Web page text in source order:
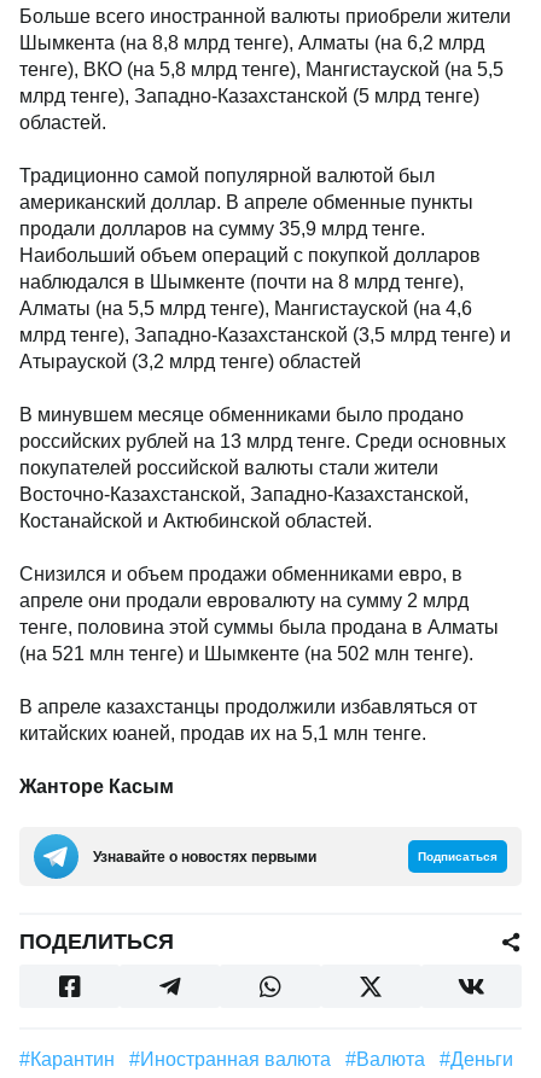
Больше всего иностранной валюты приобрели жители
Шымкента (на 8,8 млрд тенге), Алматы (на 6,2 млрд
тенге), ВКО (на 5,8 млрд тенге), Мангистауской (на 5,5
млрд тенге), Западно-Казахстанской (5 млрд тенге)
областей.
Традиционно самой популярной валютой был
американский доллар. В апреле обменные пункты
продали долларов на сумму 35,9 млрд тенге.
Наибольший объем операций с покупкой долларов
наблюдался в Шымкенте (почти на 8 млрд тенге),
Алматы (на 5,5 млрд тенге), Мангистауской (на 4,6
млрд тенге), Западно-Казахстанской (3,5 млрд тенге) и
Атырауской (3,2 млрд тенге) областей
В минувшем месяце обменниками было продано
российских рублей на 13 млрд тенге. Среди основных
покупателей российской валюты стали жители
Восточно-Казахстанской, Западно-Казахстанской,
Костанайской и Актюбинской областей.
Снизился и объем продажи обменниками евро, в
апреле они продали евровалюту на сумму 2 млрд
тенге, половина этой суммы была продана в Алматы
(на 521 млн тенге) и Шымкенте (на 502 млн тенге).
В апреле казахстанцы продолжили избавляться от
китайских юаней, продав их на 5,1 млн тенге.
Жанторе Касым
Узнавайте о новостях первыми Подписаться
ПОДЕЛИТЬСЯ
#Карантин #Иностранная валюта #валюта #деньги